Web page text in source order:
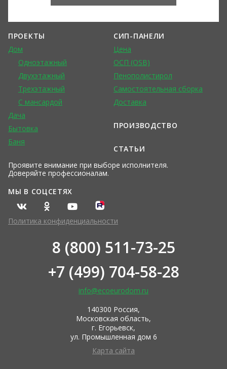
ПРОЕКТЫ
Дом
Одноэтажный
Двухэтажный
Трехэтажный
С мансардой
Дача
Бытовка
Баня
Проявите внимание при выборе исполнителя.
Доверяйте профессионалам.
СИП-ПАНЕЛИ
Цена
ОСП (OSB)
Пенополистирол
Самостоятельная сборка
Доставка
ПРОИЗВОДСТВО
СТАТЬИ
МЫ В СОЦСЕТЯХ
Политика конфиденциальности
8 (800) 511-73-25
+7 (499) 704-58-28
info@ecoeurodom.ru
140300 Россия,
Московская область,
г. Егорьевск,
ул. Промышленная дом 6
Карта сайта